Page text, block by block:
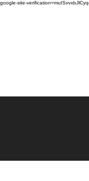
google-site-